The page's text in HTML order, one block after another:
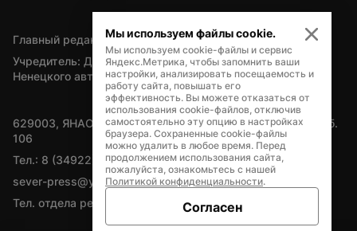
Главный редактор — А.Л. Поздеев
Учредитель: Департамент внутренней политики Ямало-
Ненецкого автономного округа
629003, ЯНАО, Салехард, мкр. Богдана Кнунянца, д.1, каб.
106
Тел.: 8 (34922) 71262
sever-press@yamal-media.ru
Тел. отдела рекламы: 8 (34922) 42728
Мы используем файлы cookie.
Мы используем cookie-файлы и сервис
Яндекс.Метрика, чтобы запомнить ваши
настройки, анализировать посещаемость и
работу сайта, повышать его
эффективность. Вы можете отказаться от
использования cookie-файлов, отключив
самостоятельно эту опцию в настройках
браузера. Сохраненные cookie-файлы
можно удалить в любое время. Перед
продолжением использования сайта,
пожалуйста, ознакомьтесь с нашей
Политикой конфиденциальности.
Согласен